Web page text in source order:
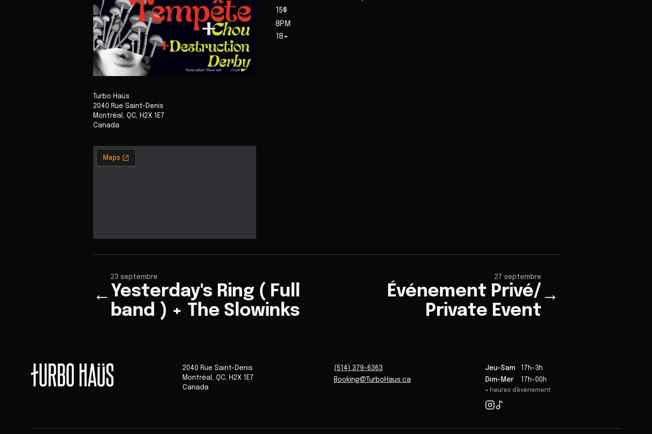
Turbo Haüs
2040 Rue Saint-Denis
Montréal
QC
H2X 1E7
Canada
15$
8PM
18+
←
23 septembre
Yesterday's Ring ( Full
band ) + The Slowinks
27 septembre
Événement Privé/
Private Event
→
2040 Rue Saint-Denis
Montréal , QC, H2X 1E7
Canada
(514) 379-6363
Booking@TurboHaus.ca
Jeu-Sam
17h-3h
Dim-Mer
17h-00h
+ heures d'événement